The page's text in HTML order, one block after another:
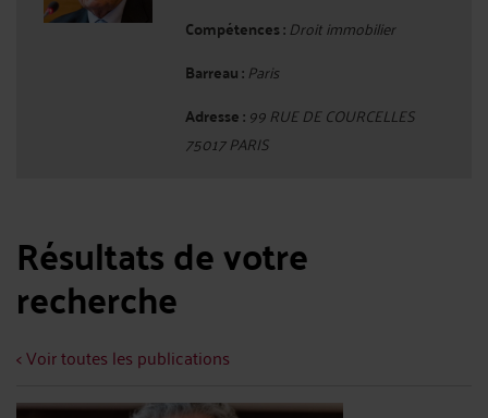
Compétences : Droit immobilier
Barreau : Paris
Adresse : 99 RUE DE COURCELLES
75017 PARIS
Résultats de votre
recherche
< Voir toutes les publications